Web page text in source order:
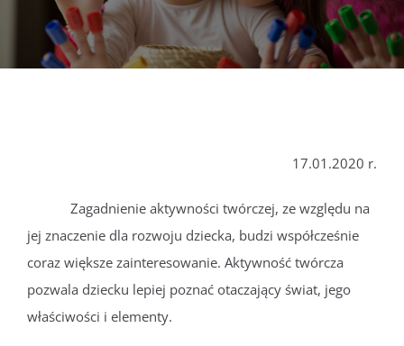
DOKUMENTY
PROJEKTY
WYKUS
KONTAKT
17.01.2020 r.
Zagadnienie aktywności twórczej, ze względu na
jej znaczenie dla rozwoju dziecka, budzi współcześnie
coraz większe zainteresowanie. Aktywność twórcza
pozwala dziecku lepiej poznać otaczający świat, jego
właściwości i elementy.